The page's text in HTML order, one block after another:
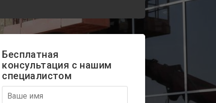
Бесплатная
консультация с нашим
специалистом